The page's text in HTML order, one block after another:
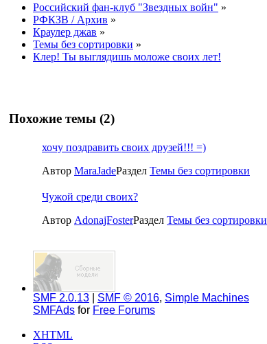
Российский фан-клуб "Звездных войн" »
РФКЗВ / Архив »
Краулер джав »
Темы без сортировки »
Клер! Ты выглядишь моложе своих лет!
Похожие темы (2)
хочу поздравить своих друзей!!! =)
Автор MaraJadeРаздел Темы без сортировки
Чужой среди своих?
Автор AdonajFosterРаздел Темы без сортировки
SMF 2.0.13 SMF © 2016, Simple Machines
SMFAds for Free Forums
XHTML